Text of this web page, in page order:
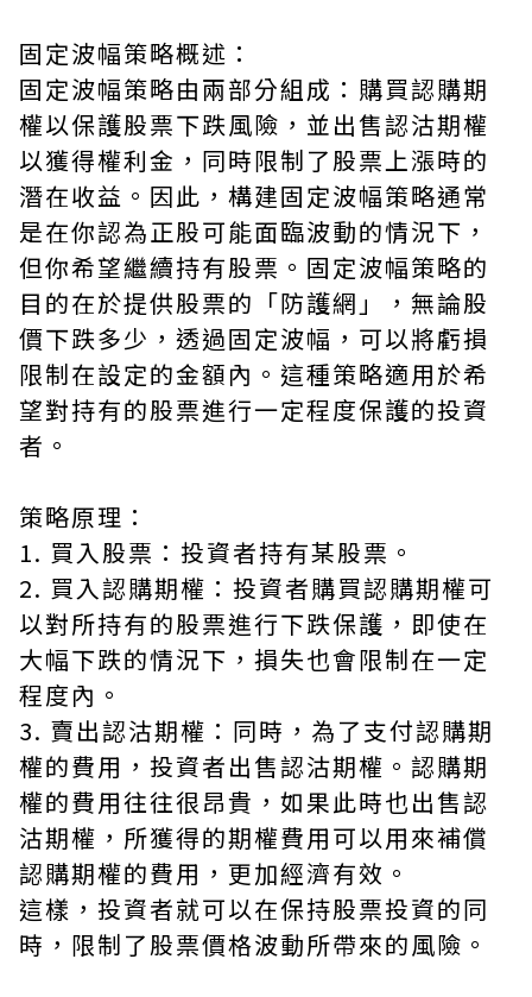
固定波幅策略概述：
固定波幅策略由兩部分組成：購買認購期
權以保護股票下跌風險，並出售認沽期權
以獲得權利金，同時限制了股票上漲時的
潛在收益。因此，構建固定波幅策略通常
是在你認為正股可能面臨波動的情況下，
但你希望繼續持有股票。固定波幅策略的
目的在於提供股票的「防護網」，無論股
價下跌多少，透過固定波幅，可以將虧損
限制在設定的金額內。這種策略適用於希
望對持有的股票進行一定程度保護的投資
者。
策略原理：
1. 買入股票：投資者持有某股票。
2. 買入認購期權：投資者購買認購期權可
以對所持有的股票進行下跌保護，即使在
大幅下跌的情況下，損失也會限制在一定
程度內。
3. 賣出認沽期權：同時，為了支付認購期
權的費用，投資者出售認沽期權。認購期
權的費用往往很昂貴，如果此時也出售認
沽期權，所獲得的期權費用可以用來補償
認購期權的費用，更加經濟有效。
這樣，投資者就可以在保持股票投資的同
時，限制了股票價格波動所帶來的風險。